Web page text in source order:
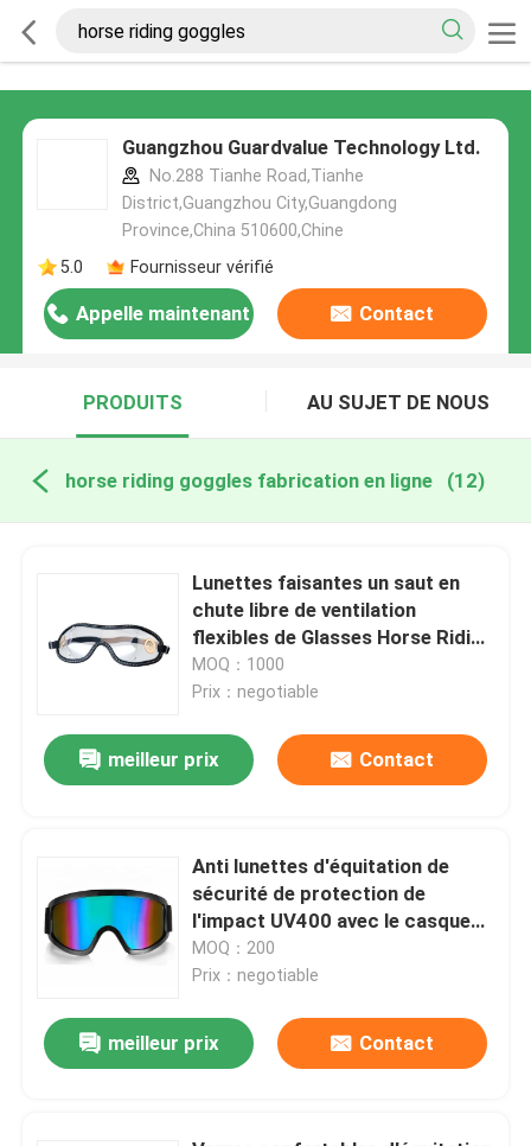
Guangzhou Guardvalue Technology Ltd.
No.288 Tianhe Road,Tianhe
District,Guangzhou City,Guangdong
Province,China 510600,Chine
5.0
Fournisseur vérifié
Appelle maintenant Contact
PRODUITS AU SUJET DE NOUS
horse riding goggles fabrication en ligne (12)
Lunettes faisantes un saut en
chute libre de ventilation
flexibles de Glasses Horse Riding
de jockey
MOQ：1000
Prix：negotiable
meilleur prix Contact
Anti lunettes d'équitation de
sécurité de protection de
l'impact UV400 avec le casque
d'éponge
MOQ：200
Prix：negotiable
meilleur prix Contact